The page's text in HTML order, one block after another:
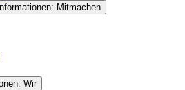
Mitmachen
Wir